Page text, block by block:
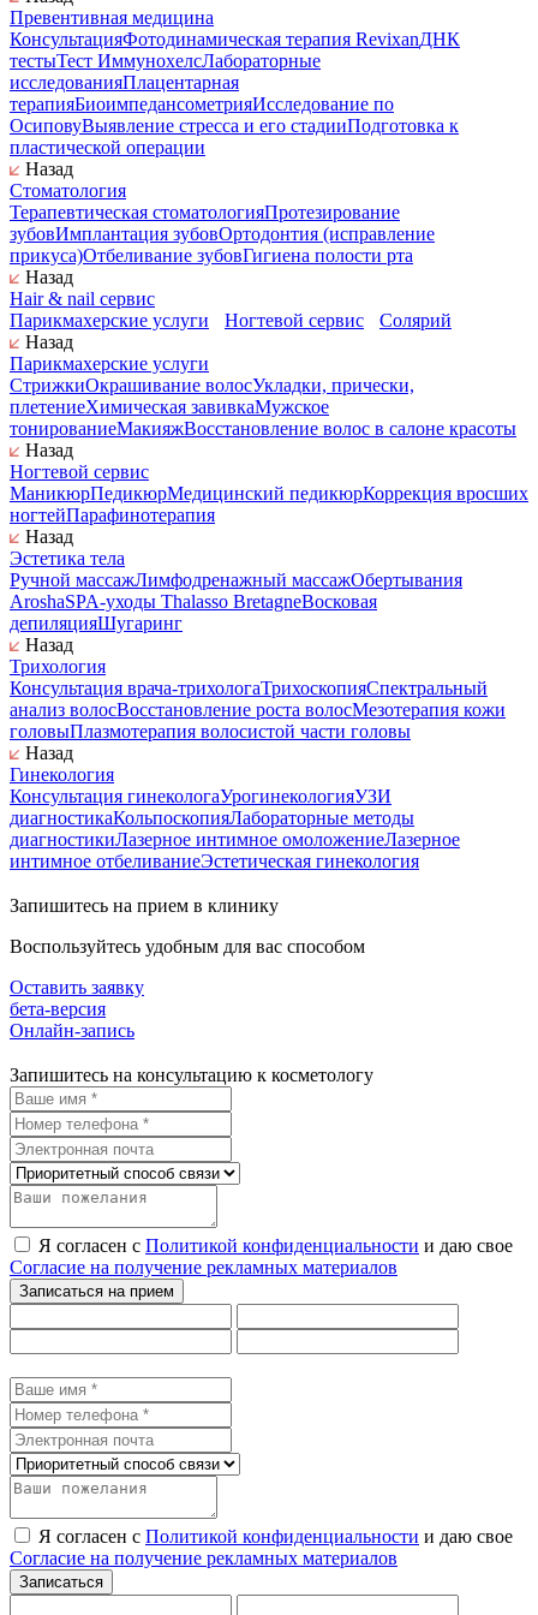
Превентивная медицина
КонсультацияФотодинамическая терапия RevixanДНК
тестыТест ИммунохелсЛабораторные
исследованияПлацентарная
терапияБиоимпедансометрияИсследование по
ОсиповуВыявление стресса и его стадииПодготовка к
пластической операции
Назад
Стоматология
Терапевтическая стоматологияПротезирование
зубовИмплантация зубовОртодонтия (исправление
прикуса)Отбеливание зубовГигиена полости рта
Назад
Hair & nail сервис
Парикмахерские услуги
Ногтевой сервис
Солярий
Назад
Парикмахерские услуги
СтрижкиОкрашивание волосУкладки, прически,
плетениеХимическая завивкаМужское
тонированиеМакияжВосстановление волос в салоне красоты
Назад
Ногтевой сервис
МаникюрПедикюрМедицинский педикюрКоррекция вросших
ногтейПарафинотерапия
Назад
Эстетика тела
Ручной массажЛимфодренажный массажОбертывания
AroshaSPA-уходы Thalasso BretagneВосковая
депиляцияШугаринг
Назад
Трихология
Консультация врача-трихологаТрихоскопияСпектральный
анализ волосВосстановление роста волосМезотерапия кожи
головыПлазмотерапия волосистой части головы
Назад
Гинекология
Консультация гинекологаУрогинекологияУЗИ
диагностикаКольпоскопияЛабораторные методы
диагностикиЛазерное интимное омоложениеЛазерное
интимное отбеливаниеЭстетическая гинекология
Запишитесь на прием в клинику
Воспользуйтесь удобным для вас способом
Оставить заявку
бета-версия
Онлайн-запись
Запишитесь на консультацию к косметологу
Я согласен с Политикой конфиденциальности и даю свое
Согласие на получение рекламных материалов
Я согласен с Политикой конфиденциальности и даю свое
Согласие на получение рекламных материалов